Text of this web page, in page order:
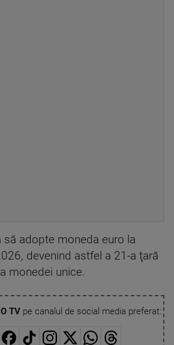
să adopte moneda euro la
devenind astfel a 21-a ţară
monedei unice.
TVpe canalul de social media preferat: